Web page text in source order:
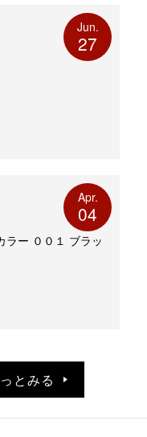
Jun.
27
ー ００１ ブラッ
Apr.
04
とみる